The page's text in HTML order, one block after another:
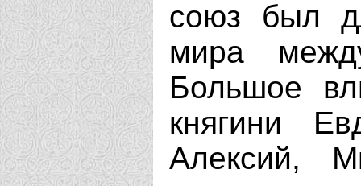
союз был
мира
Большое
княгини
Алексий,